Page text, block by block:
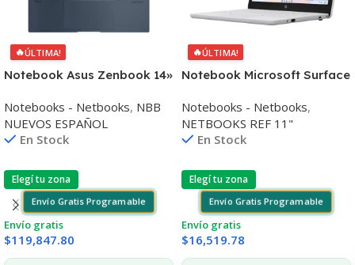
🔥ÚLTIMA!
Notebook Asus Zenbook 14»
32gb 1tb W11
Notebooks - Netbooks, NBB
NUEVOS ESPAÑOL
En Stock
Elegí tu zona
Envío Gratis Programable
Envío gratis
$119,847.80
🔥ÚLTIMA!
Notebook Microsoft Surface
Pro
Notebooks - Netbooks,
NETBOOKS REF 11"
En Stock
Elegí tu zona
Envío Gratis Programable
Envío gratis
$16,519.78